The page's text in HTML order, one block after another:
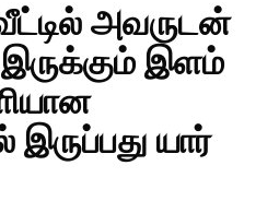
அவருடன்
இளம்
இருப்பது யார்